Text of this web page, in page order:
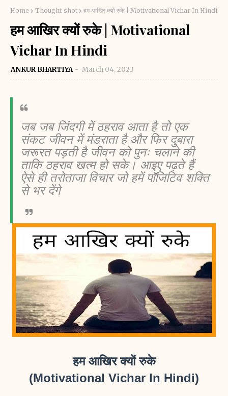
Home Thought-shot हम आखिर क्यों रुके | Motivational Vichar In Hindi
हम आखिर क्यों रुके | Motivational
Vichar In Hindi
ANKUR BHARTIYA March 04, 2023
जब जब जिंदगी में ठहराव आता है तो एक
संकट जीवन में मंडराता है और फिर दुबारा
जरूरत पड़ती है जीवन को पुनः चलाने की
ताकि ठहराव खत्म हो सके। आइए पढ़ते हैं
ऐसे ही तरोताजा विचार जो हमें पॉजिटिव शक्ति
से भर देंगे
हम आखिर क्यों रुके
(Motivational Vichar In Hindi)